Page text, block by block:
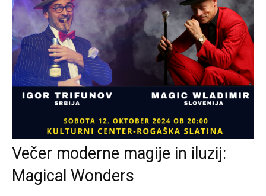
Večer moderne magije in iluzij:
Magical Wonders